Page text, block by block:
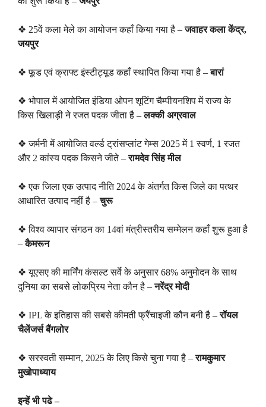
❖ 25वें कला मेले का आयोजन कहाँ किया गया है –जवाहर कला केंद्र,
जयपुर
❖ फूड एवं क्राफ्ट इंस्टीट्यूड कहाँ स्थापित किया गया है –बारां
❖ भोपाल में आयोजित इंडिया ओपन शूटिंग चैम्पीयनशिप में राज्य के
किस खिलाड़ी ने रजत पदक जीता है –लक्की अग्रवाल
❖ जर्मनी में आयोजित वर्ल्ड ट्रांसप्लांट गेम्स 2025 में 1 स्वर्ण, 1 रजत
और 2 कांस्य पदक किसने जीते –रामदेव सिंह मील
❖ एक जिला एक उत्पाद नीति 2024 के अंतर्गत किस जिले का पत्थर
आधारित उत्पाद नहीं है –चुरू
❖ विश्व व्यापार संगठन का 14वां मंत्रीस्तरीय सम्मेलन कहाँ शुरू हुआ है
–कैमरून
❖ यूएसए की मार्निंग कंसल्ट सर्वे के अनुसार 68% अनुमोदन के साथ
दुनिया का सबसे लोकप्रिय नेता कौन है –नरेंद्र मोदी
❖ IPL के इतिहास की सबसे कीमती फ्रैंचाइजी कौन बनी है –रॉयल
चैलेंजर्स बैंगलोर
❖ सरस्वती सम्मान, 2025 के लिए किसे चुना गया है –रामकुमार
मुखोपाध्याय
इन्हें भी पढे –